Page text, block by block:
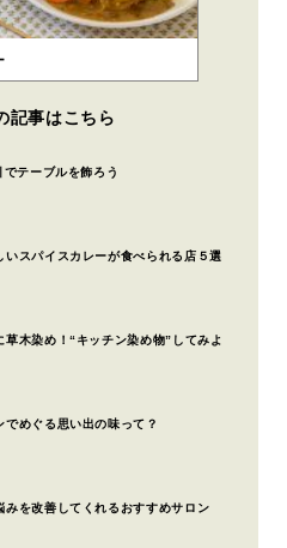
記事はこちら
でテーブルを飾ろう
いスパイスカレーが食べられる店５選
草木染め！“キッチン染め物”してみよ
でめぐる思い出の味って？
みを改善してくれるおすすめサロン